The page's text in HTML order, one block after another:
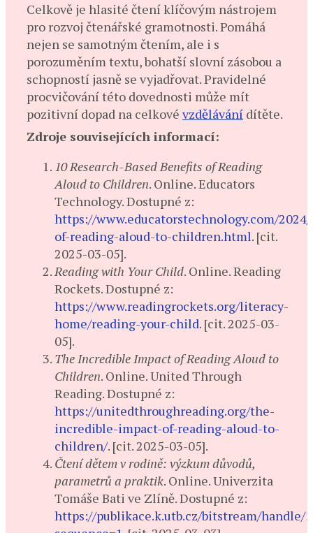
Celkově je hlasité čtení klíčovým nástrojem
pro rozvoj čtenářské gramotnosti. Pomáhá
nejen se samotným čtením, ale i s
porozuměním textu, bohatší slovní zásobou a
schopností jasně se vyjadřovat. Pravidelné
procvičování této dovednosti může mít
pozitivní dopad na celkové vzdělávání dítěte.
Zdroje souvisejících informací:
10 Research-Based Benefits of Reading
Aloud to Children. Online. Educators
Technology. Dostupné z:
https://www.educatorstechnology.com/
of-reading-aloud-to-children.html. [cit.
2025-03-05].
Reading with Your Child. Online. Reading
Rockets. Dostupné z:
https://www.readingrockets.org/literacy-
home/reading-your-child. [cit. 2025-03-
05].
The Incredible Impact of Reading Aloud to
Children. Online. United Through
Reading. Dostupné z:
https://unitedthroughreading.org/the-
incredible-impact-of-reading-aloud-to-
children/. [cit. 2025-03-05].
Čtení dětem v rodině: výzkum důvodů,
parametrů a praktik. Online. Univerzita
Tomáše Bati ve Zlíně. Dostupné z:
https://publikace.k.utb.cz/bitstream/handle/